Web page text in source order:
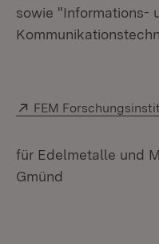
sowie "Informations-
Extern:
FEM
für Edelmetalle und
Gmünd